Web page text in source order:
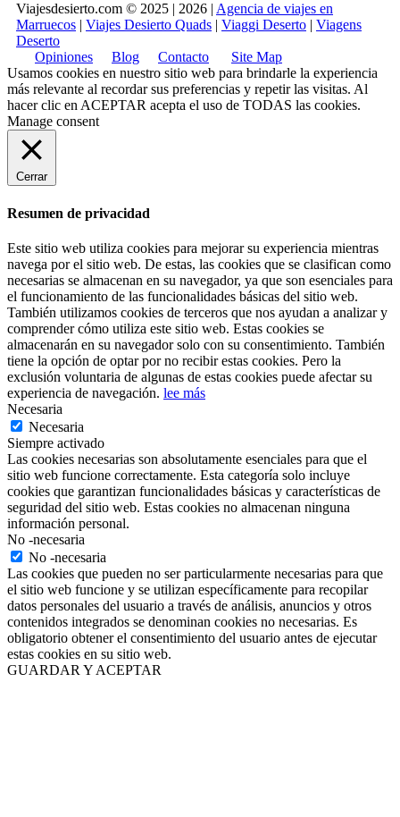
Viajesdesierto.com © 2025 | 2026 | Agencia de viajes en
Marruecos | Viajes Desierto Quads | Viaggi Deserto | Viagens
Deserto
Opiniones
Blog Contacto
Site Map
Usamos cookies en nuestro sitio web para brindarle la experiencia
más relevante al recordar sus preferencias y repetir las visitas. Al
hacer clic en ACEPTAR acepta el uso de TODAS las cookies.
Manage consent
Cerrar
Resumen de privacidad
Este sitio web utiliza cookies para mejorar su experiencia mientras
navega por el sitio web. De estas, las cookies que se clasifican como
necesarias se almacenan en su navegador, ya que son esenciales para
el funcionamiento de las funcionalidades básicas del sitio web.
También utilizamos cookies de terceros que nos ayudan a analizar y
comprender cómo utiliza este sitio web. Estas cookies se
almacenarán en su navegador solo con su consentimiento. También
tiene la opción de optar por no recibir estas cookies. Pero la
exclusión voluntaria de algunas de estas cookies puede afectar su
experiencia de navegación. lee más
Necesaria
Necesaria
Siempre activado
Las cookies necesarias son absolutamente esenciales para que el
sitio web funcione correctamente. Esta categoría solo incluye
cookies que garantizan funcionalidades básicas y características de
seguridad del sitio web. Estas cookies no almacenan ninguna
información personal.
No -necesaria
No -necesaria
Las cookies que pueden no ser particularmente necesarias para que
el sitio web funcione y se utilizan específicamente para recopilar
datos personales del usuario a través de análisis, anuncios y otros
contenidos integrados se denominan cookies no necesarias. Es
obligatorio obtener el consentimiento del usuario antes de ejecutar
estas cookies en su sitio web.
GUARDAR Y ACEPTAR